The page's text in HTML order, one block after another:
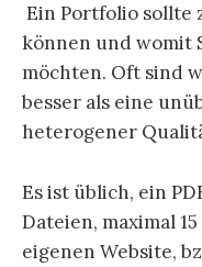
Ein Portfolio sollte
können und womit
möchten. Oft sind
besser als eine
heterogener
Es ist üblich, ein
Dateien, maximal
eigenen Website,